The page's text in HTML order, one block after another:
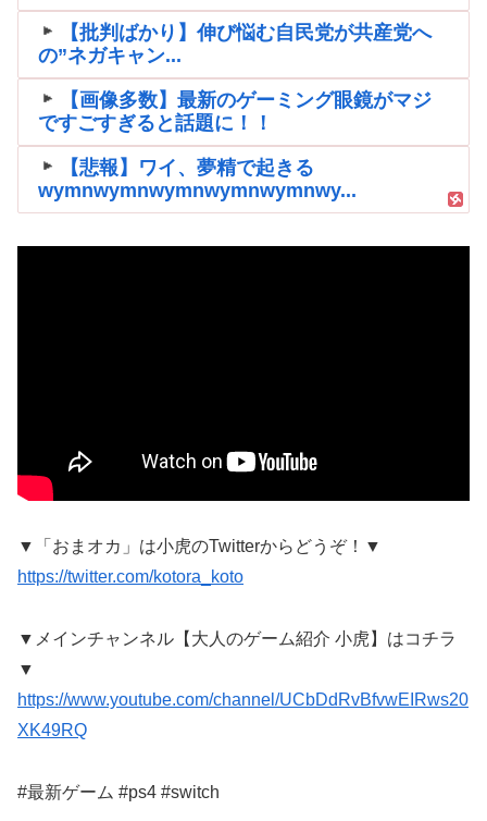
【批判ばかり】伸び悩む自民党が共産党へ
の”ネガキャン...
【画像多数】最新のゲーミング眼鏡がマジ
ですごすぎると話題に！！
【悲報】ワイ、夢精で起きる
wymnwymnwymnwymnwymnwy...
▼「おまオカ」は小虎のTwitterからどうぞ！▼
https://twitter.com/kotora_koto
▼メインチャンネル【大人のゲーム紹介 小虎】はコチラ
▼
https://www.youtube.com/channel/UCbDdRvBfvwEIRws20
XK49RQ
#最新ゲーム #ps4 #switch